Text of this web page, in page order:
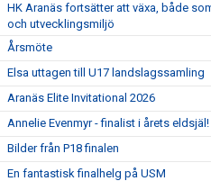
HK Aranäs fortsätter att växa, både
och utvecklingsmiljö
Årsmöte
Elsa uttagen till U17 landslagssamling
Aranäs Elite Invitational 2026
Annelie Evenmyr - finalist i årets eldsjäl!
Bilder från P18 finalen
En fantastisk finalhelg på USM